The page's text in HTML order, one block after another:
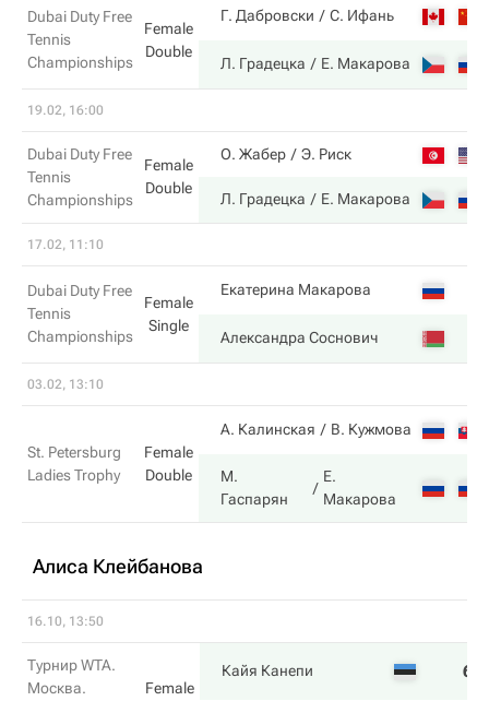
Dubai Duty Free
Tennis
Championships
Female
Double
Г. Дабровски С. Ифань
Л. Градецка Е. Макарова
19.02, 16:00
Dubai Duty Free
Tennis
Championships
Female
Double
О. Жабер Э. Риск
Л. Градецка Е. Макарова
17.02, 11:10
Dubai Duty Free
Tennis
Championships
Female
Single
Екатерина Макарова
Александра Соснович
03.02, 13:10
St. Petersburg
Ladies Trophy
Female
Double
А. Калинская В. Кужмова
М.
Гаспарян
Е.
Макарова
Алиса Клейбанова
16.10, 13:50
Турнир WTA.
Москва.
Female
Кайя Канепи 6